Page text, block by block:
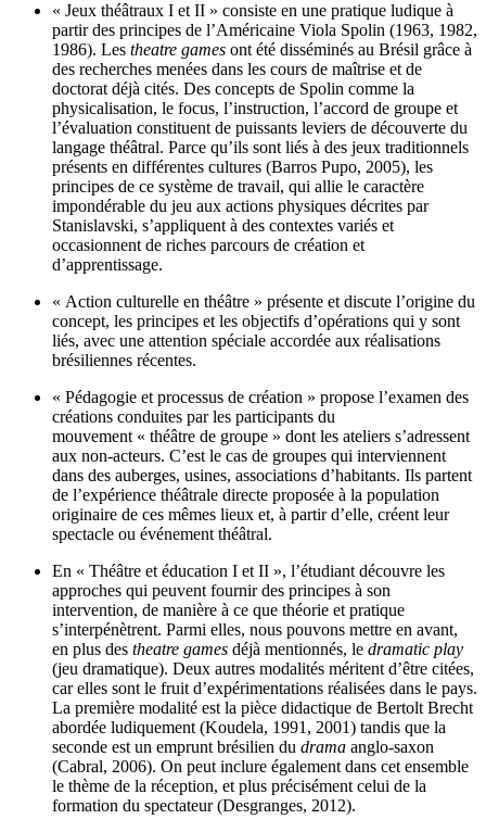
« Jeux théâtraux I et II » consiste en une pratique ludique à
partir des principes de l’Américaine Viola Spolin (1963, 1982,
1986). Les theatre games ont été disséminés au Brésil grâce à
des recherches menées dans les cours de maîtrise et de
doctorat déjà cités. Des concepts de Spolin comme la
physicalisation, le focus, l’instruction, l’accord de groupe et
l’évaluation constituent de puissants leviers de découverte du
langage théâtral. Parce qu’ils sont liés à des jeux traditionnels
présents en différentes cultures (Barros Pupo, 2005), les
principes de ce système de travail, qui allie le caractère
impondérable du jeu aux actions physiques décrites par
Stanislavski, s’appliquent à des contextes variés et
occasionnent de riches parcours de création et
d’apprentissage.
« Action culturelle en théâtre » présente et discute l’origine du
concept, les principes et les objectifs d’opérations qui y sont
liés, avec une attention spéciale accordée aux réalisations
brésiliennes récentes.
« Pédagogie et processus de création » propose l’examen des
créations conduites par les participants du
mouvement « théâtre de groupe » dont les ateliers s’adressent
aux non-acteurs. C’est le cas de groupes qui interviennent
dans des auberges, usines, associations d’habitants. Ils partent
de l’expérience théâtrale directe proposée à la population
originaire de ces mêmes lieux et, à partir d’elle, créent leur
spectacle ou événement théâtral.
En « Théâtre et éducation I et II », l’étudiant découvre les
approches qui peuvent fournir des principes à son
intervention, de manière à ce que théorie et pratique
s’interpénètrent. Parmi elles, nous pouvons mettre en avant,
en plus des theatre games déjà mentionnés, le dramatic play
(jeu dramatique). Deux autres modalités méritent d’être citées,
car elles sont le fruit d’expérimentations réalisées dans le pays.
La première modalité est la pièce didactique de Bertolt Brecht
abordée ludiquement (Koudela, 1991, 2001) tandis que la
seconde est un emprunt brésilien du drama anglo-saxon
(Cabral, 2006). On peut inclure également dans cet ensemble
le thème de la réception, et plus précisément celui de la
formation du spectateur (Desgranges, 2012).